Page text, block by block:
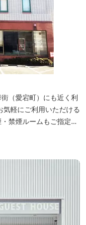
（愛宕町）にも近く利
軽にご利用いただける
禁煙ルームもご指定い
カムドリンクサービス